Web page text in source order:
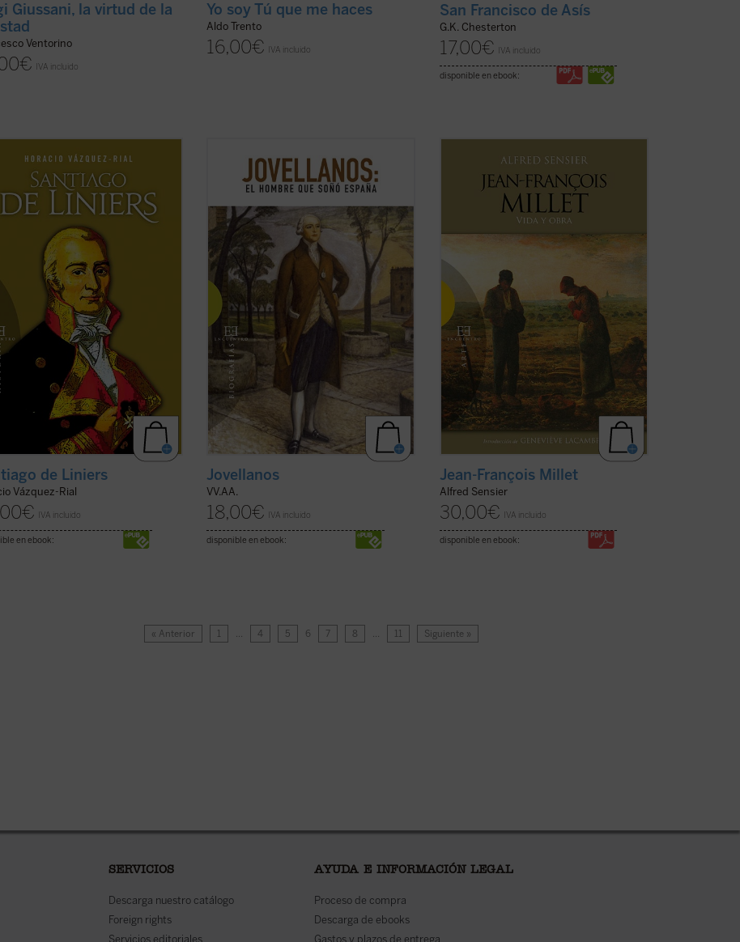
Giussani, la virtud de la
Ventorino
€ IVA incluido
Yo soy Tú que me haces
Aldo Trento
16,00€ IVA incluido
San Francisco de Asís
G.K. Chesterton
17,00€ IVA incluido
disponible en ebook:
Vázquez-Rial nos ofrece, con
vibrante y documentación inédita,
más cercana de Santiago de
De origen noble francés, entró al
de la Armada española y acabó
en virrey del virreinato ...
de Liniers
Vázquez-Rial
€ IVA incluido
en ebook:
Dos siglos después del fallecimiento de
Gaspar Melchor de Jovellanos, la figura
del más importante de los ilustrados
españoles sigue suscitando debates e
interrogantes. Los autores de este
volumen colectivo, todos ellos
especialistas en la vida y ...
(ver ficha)
Jovellanos
VV.AA.
18,00€ IVA incluido
disponible en ebook:
Jean François Millet (1814-1875), criado
en la pequeña aldea normanda de
Gruchy, fue un pintor realista centrado
muy singularmente en expresar su
profunda admiración por la vida de la
gente humilde y campesina en un
momento en que la sociedad ...
Jean-François Millet
Alfred Sensier
30,00€ IVA incluido
disponible en ebook:
« Anterior 1 … 4 5 6 7 8 … 11 Siguiente »
SERVICIOS
Descarga nuestro catálogo
Foreign rights
Servicios editoriales
AYUDA E INFORMACIÓN LEGAL
Proceso de compra
Descarga de ebooks
Gastos y plazos de entrega